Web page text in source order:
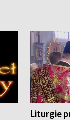
Liturgie